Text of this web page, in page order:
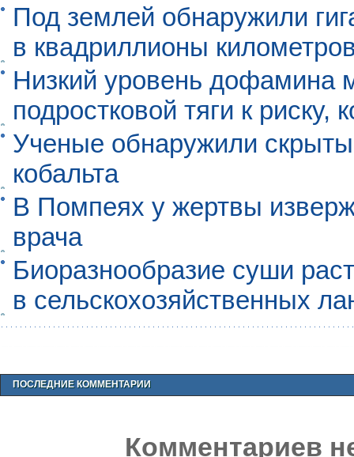
Под землей обнаружили
в квадриллионы
Низкий уровень дофамина
подростковой тяги к риску,
Ученые обнаружили
кобальта
В Помпеях у жертвы
врача
Биоразнообразие суши
в сельскохозяйственных
ПОСЛЕДНИЕ КОММЕНТАРИИ
Комментариев